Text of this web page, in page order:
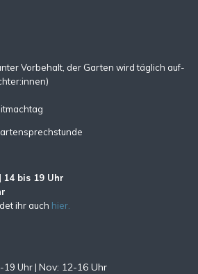
Vorbehalt, der Garten wird täglich auf-
| 14 bis 19 Uhr
ihr auch hier.
19 Uhr | Nov: 12-16 Uhr